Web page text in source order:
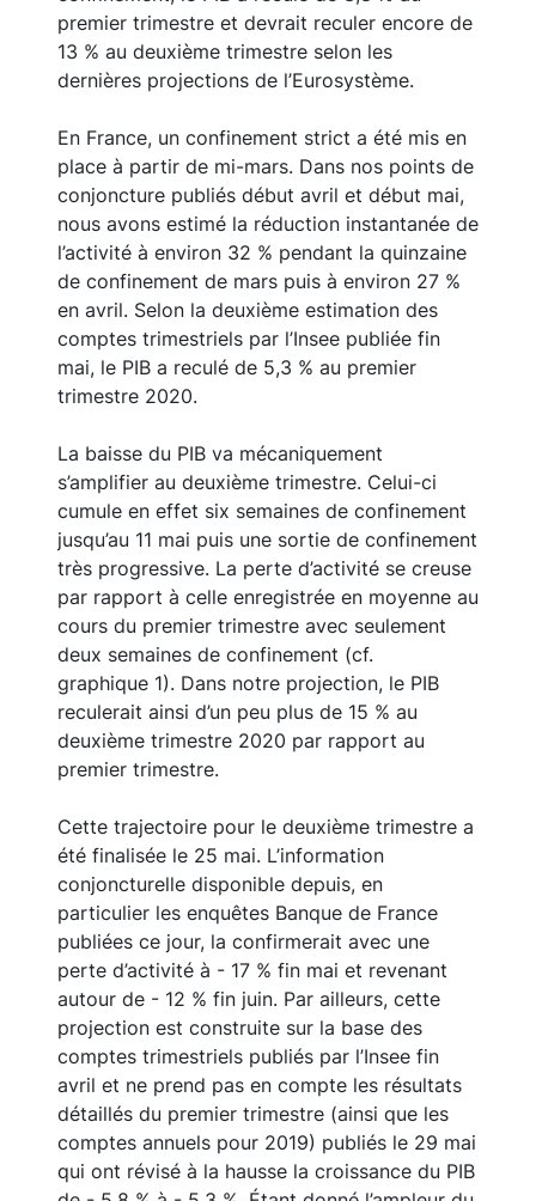
premier trimestre et devrait reculer encore de
13 % au deuxième trimestre selon les
dernières projections de l’Eurosystème.
En France, un confinement strict a été mis en
place à partir de mi-mars. Dans nos points de
conjoncture publiés début avril et début mai,
nous avons estimé la réduction instantanée de
l’activité à environ 32 % pendant la quinzaine
de confinement de mars puis à environ 27 %
en avril. Selon la deuxième estimation des
comptes trimestriels par l’Insee publiée fin
mai, le PIB a reculé de 5,3 % au premier
trimestre 2020.
La baisse du PIB va mécaniquement
s’amplifier au deuxième trimestre. Celui-ci
cumule en effet six semaines de confinement
jusqu’au 11 mai puis une sortie de confinement
très progressive. La perte d’activité se creuse
par rapport à celle enregistrée en moyenne au
cours du premier trimestre avec seulement
deux semaines de confinement (cf.
graphique 1). Dans notre projection, le PIB
reculerait ainsi d’un peu plus de 15 % au
deuxième trimestre 2020 par rapport au
premier trimestre.
Cette trajectoire pour le deuxième trimestre a
été finalisée le 25 mai. L’information
conjoncturelle disponible depuis, en
particulier les enquêtes Banque de France
publiées ce jour, la confirmerait avec une
perte d’activité à - 17 % fin mai et revenant
autour de - 12 % fin juin. Par ailleurs, cette
projection est construite sur la base des
comptes trimestriels publiés par l’Insee fin
avril et ne prend pas en compte les résultats
détaillés du premier trimestre (ainsi que les
comptes annuels pour 2019) publiés le 29 mai
qui ont révisé à la hausse la croissance du PIB